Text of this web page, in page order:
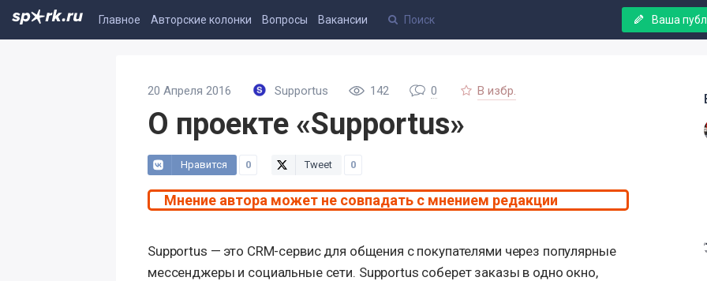
Главное Авторские колонки Вопросы Вакансии Ваша
20 Апреля 2016 Supportus 142 0 В избр.
О проекте «Supportus»
Нравится 0 Tweet 0
Мнение автора может не совпадать с мнением редакции
Supportus — это CRM-сервис для общения с покупателями через популярные
мессенджеры и социальные сети. Supportus соберет заказы в одно окно,